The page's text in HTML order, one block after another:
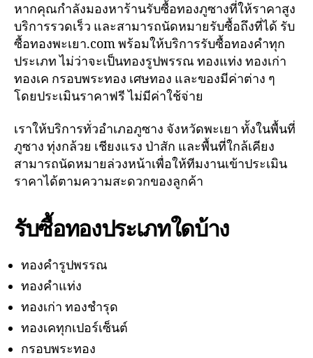
หากคุณกำลังมองหาร้านรับซื้อทองภูซางที่ให้ราคาสูง
บริการรวดเร็ว และสามารถนัดหมายรับซื้อถึงที่ได้ รับ
ซื้อทองพะเยา.com พร้อมให้บริการรับซื้อทองคำทุก
ประเภท ไม่ว่าจะเป็นทองรูปพรรณ ทองแท่ง ทองเก่า
ทองเค กรอบพระทอง เศษทอง และของมีค่าต่าง ๆ
โดยประเมินราคาฟรี ไม่มีค่าใช้จ่าย
เราให้บริการทั่วอำเภอภูซาง จังหวัดพะเยา ทั้งในพื้นที่
ภูซาง ทุ่งกล้วย เชียงแรง ป่าสัก และพื้นที่ใกล้เคียง
สามารถนัดหมายล่วงหน้าเพื่อให้ทีมงานเข้าประเมิน
ราคาได้ตามความสะดวกของลูกค้า
รับซื้อทองประเภทใดบ้าง
ทองคำรูปพรรณ
ทองคำแท่ง
ทองเก่า ทองชำรุด
ทองเคทุกเปอร์เซ็นต์
กรอบพระทอง